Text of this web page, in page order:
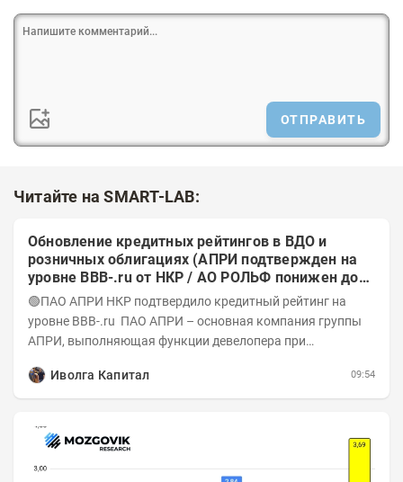
ОТПРАВИТЬ
Читайте на SMART-LAB:
Обновление кредитных рейтингов в ВДО и
розничных облигациях (АПРИ подтвержден на
уровне BBB-.ru от НКР / АО РОЛЬФ понижен до
А-(RU) / Элит Строй присвоен на уровне BBB.ru)
🟢ПАО АПРИ НКР подтвердило кредитный рейтинг на
уровне BBB-.ru ПАО АПРИ – основная компания группы
АПРИ, выполняющая функции девелопера при
Иволга Капитал
09:54